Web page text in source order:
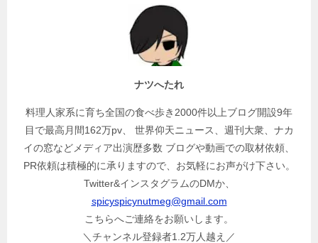
ナツへたれ
料理人家系に育ち全国の食べ歩き2000件以上ブログ開設9年
目で最高月間162万pv、 世界仰天ニュース、週刊大衆、ナカ
イの窓などメディア出演歴多数 ブログや動画での取材依頼、
PR依頼は積極的に承りますので、お気軽にお声がけ下さい。
Twitter&インスタグラムのDMか、
spicyspicynutmeg@gmail.com
こちらへご連絡をお願いします。
＼チャンネル登録者1.2万人越え／